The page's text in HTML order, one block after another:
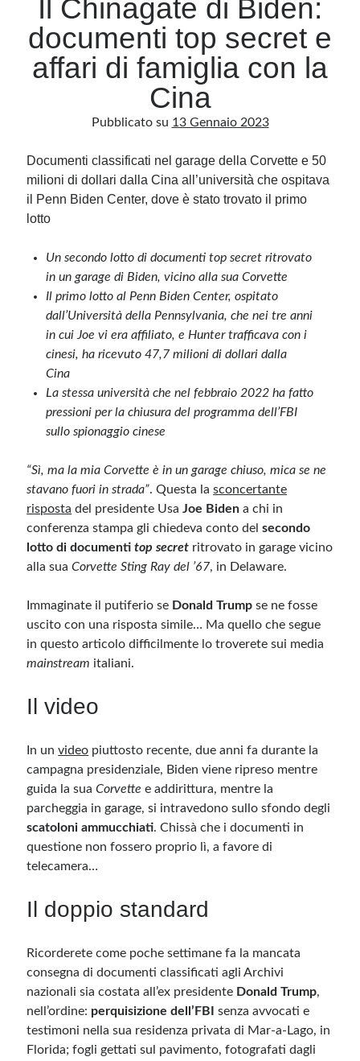
Archivio
Archivi
sensi della legge n· 62 del 7.03.2001. L’autore non è responsabile di quanto
pubblicato dai lettori nei commenti ai vari post. Saranno comunque cancellati quelli
ritenuti offensivi o lesivi dell’immagine o dell’onorabilità di terzi, di genere spam,
razzisti o che contengano dati personali non conformi al rispetto delle norme sulla
privacy. Alcune immagini inserite in questo blog sono tratte da Internet e, pertanto,
considerate di pubblico dominio. Qualora la loro pubblicazione violasse eventuali
diritti d’autore, vi invito a comunicarlo via e-mail a info[at]dinovalle.it e saranno
tramite link né del loro contenuto, che può essere soggetto a variazioni nel tempo.
Accedi
Feed dei commenti
WordPress.org
Il Chinagate di Biden:
documenti top secret e
affari di famiglia con la
Cina
Pubblicato su 13 Gennaio 2023
Documenti classificati nel garage della Corvette e 50
milioni di dollari dalla Cina all’università che ospitava
il Penn Biden Center, dove è stato trovato il primo
lotto
Un secondo lotto di documenti top secret ritrovato
in un garage di Biden, vicino alla sua Corvette
Il primo lotto al Penn Biden Center, ospitato
dall’Università della Pennsylvania, che nei tre anni
in cui Joe vi era affiliato, e Hunter trafficava con i
cinesi, ha ricevuto 47,7 milioni di dollari dalla
Cina
La stessa università che nel febbraio 2022 ha fatto
pressioni per la chiusura del programma dell’FBI
sullo spionaggio cinese
“Sì, ma la mia Corvette è in un garage chiuso, mica se ne
stavano fuori in strada”. Questa lasconcertante
risposta del presidente UsaJoe Biden a chi in
conferenza stampa gli chiedeva conto delsecondo
lotto di documentitop secret ritrovato in garage vicino
alla suaCorvette Sting Ray del ’67, in Delaware.
Immaginate il putiferio se Donald Trump se ne fosse
uscito con una risposta simile… Ma quello che segue
in questo articolo difficilmente lo troverete sui media
mainstream italiani.
Il video
In unvideo piuttosto recente, due anni fa durante la
campagna presidenziale, Biden viene ripreso mentre
guida la suaCorvette e addirittura, mentre la
parcheggia in garage, si intravedono sullo sfondo degli
scatoloni ammucchiati. Chissà che i documenti in
questione non fossero proprio lì, a favore di
telecamera…
Il doppio standard
Ricorderete come poche settimane fa la mancata
consegna di documenti classificati agli Archivi
nazionali sia costata all’ex presidente Donald Trump,
nell’ordine: perquisizione dell’FBI
senza avvocati e
testimoni nella sua residenza privata di Mar-a-Lago, in
Florida; fogli gettati sul pavimento, fotografati dagli